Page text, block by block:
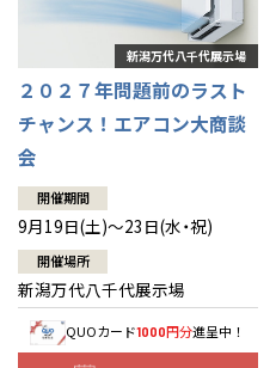
２０２７年問題前のラスト
チャンス！エアコン大商談
会
開催期間
9月19日(土)～23日(水・祝)
開催場所
新潟万代八千代展示場
QUOカード1000円分進呈中！